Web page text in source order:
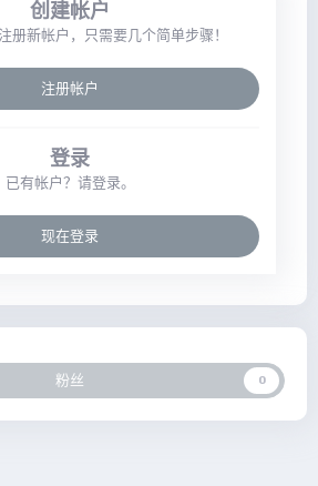
创建帐户
册新帐户，只需要几个简单步骤！
注册帐户
登录
已有帐户？请登录。
现在登录
粉丝 0